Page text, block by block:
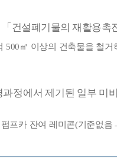
「 건설폐기물의 재활용촉
500㎡ 이상의 건축물을 철거
과정에서 제기된 일부 미
펌프카 잔여 레미콘(기준없음